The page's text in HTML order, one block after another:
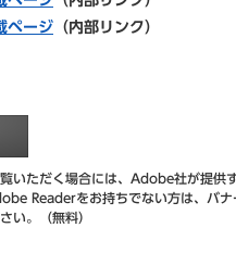
ページ （内部リンク）
いただく場合には、Adobe社が提供
Readerをお持ちでない方は、バナ
い。（無料）